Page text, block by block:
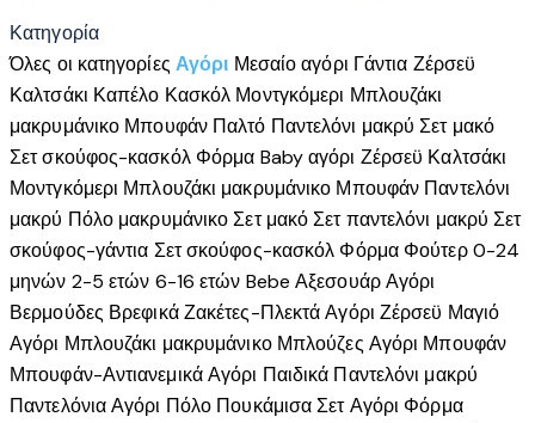
Κατηγορία
Όλες οι κατηγορίες Αγόρι Μεσαίο αγόρι Γάντια Ζέρσεϋ
Καλτσάκι Καπέλο Κασκόλ Μοντγκόμερι Μπλουζάκι
μακρυμάνικο Μπουφάν Παλτό Παντελόνι μακρύ Σετ μακό
Σετ σκούφος-κασκόλ Φόρμα Baby αγόρι Ζέρσεϋ Καλτσάκι
Μοντγκόμερι Μπλουζάκι μακρυμάνικο Μπουφάν Παντελόνι
μακρύ Πόλο μακρυμάνικο Σετ μακό Σετ παντελόνι μακρύ Σετ
σκούφος-γάντια Σετ σκούφος-κασκόλ Φόρμα Φούτερ 0-24
μηνών 2-5 ετών 6-16 ετών Bebe Αξεσουάρ Αγόρι
Βερμούδες Βρεφικά Ζακέτες-Πλεκτά Αγόρι Ζέρσεϋ Μαγιό
Αγόρι Μπλουζάκι μακρυμάνικο Μπλούζες Αγόρι Μπουφάν
Μπουφάν-Αντιανεμικά Αγόρι Παιδικά Παντελόνι μακρύ
Παντελόνια Αγόρι Πόλο Πουκάμισα Σετ Αγόρι Φόρμα